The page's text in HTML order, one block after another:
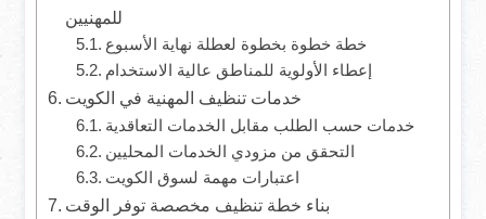
للمهنيين
خطة خطوة بخطوة لعطلة نهاية الأسبوع
إعطاء الأولوية للمناطق عالية الاستخدام
خدمات تنظيف المهنية في الكويت
خدمات حسب الطلب مقابل الخدمات التعاقدية
التحقق من مزودي الخدمات المحليين
اعتبارات مهمة لسوق الكويت
بناء خطة تنظيف مخصصة توفر الوقت